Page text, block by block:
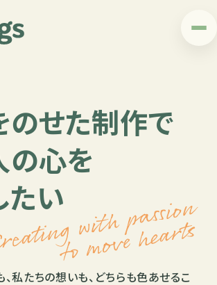
のせた制作で
の心を
たい with passion
to move hearts
私たちの想いも、 どちらも色あせるこ